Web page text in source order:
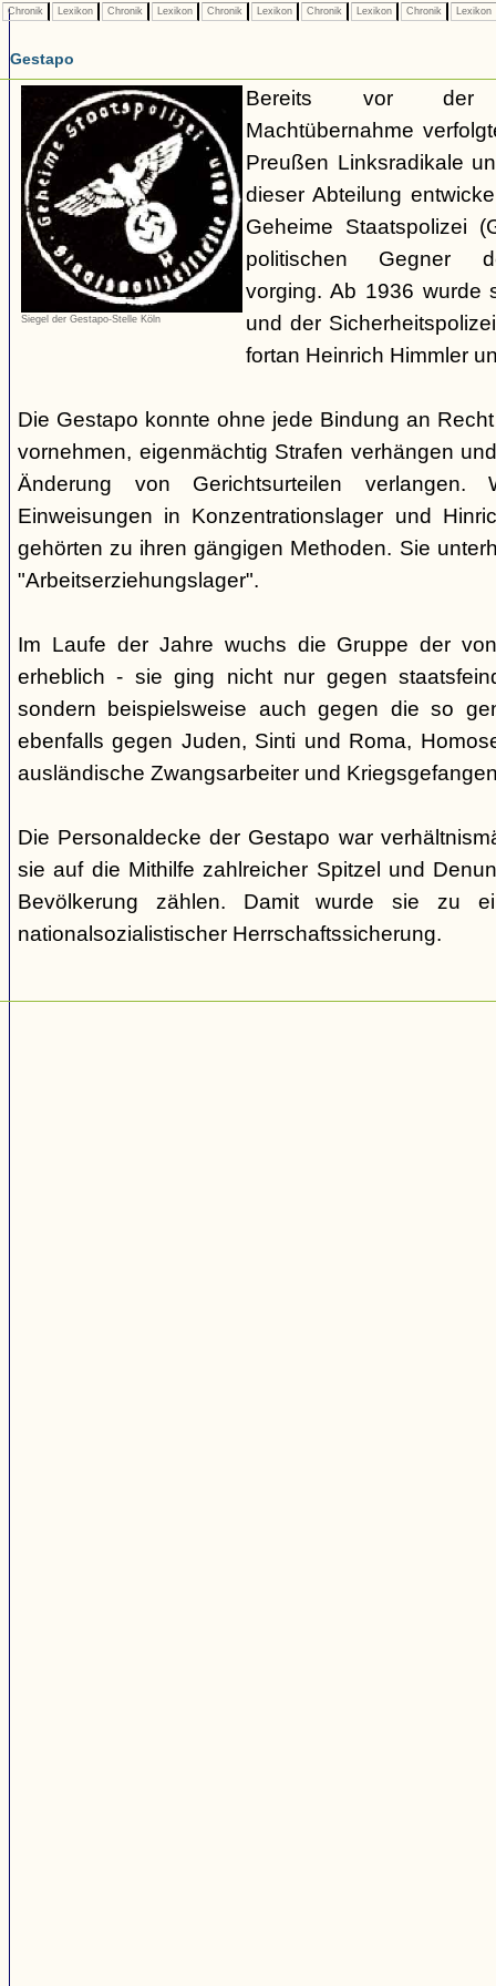
Chronik Lexikon Chronik Lexikon Chronik Lexikon Chronik Lexikon Chronik Lexikon
Gestapo
Siegel der Gestapo-Stelle Köln
Bereits vor der
Machtübernahme
Preußen Linksradikale
dieser Abteilung
Geheime Staatspolizei
politischen Gegner
vorging. Ab 1936 wurde
und der
fortan Heinrich Himmler
Die Gestapo konnte ohne jede Bindung an
vornehmen, eigenmächtig Strafen verhängen
Änderung von Gerichtsurteilen verlangen.
Einweisungen in Konzentrationslager und
gehörten zu ihren gängigen Methoden. Sie
"Arbeitserziehungslager".
Im Laufe der Jahre wuchs die Gruppe der
erheblich - sie ging nicht nur gegen
sondern beispielsweise auch gegen die so
ebenfalls gegen Juden, Sinti und Roma,
ausländische Zwangsarbeiter und
Die Personaldecke der Gestapo war
sie auf die Mithilfe zahlreicher Spitzel und
Bevölkerung zählen. Damit wurde sie zu
nationalsozialistischer Herrschaftssicherung.